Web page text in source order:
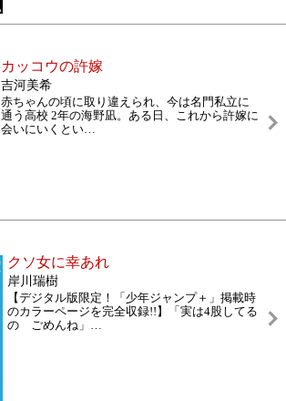
カッコウの許嫁
吉河美希
赤ちゃんの頃に取り違えられ、今は名門私立に
通う高校 2年の海野凪。ある日、これから許嫁に
会いにいくとい…
クソ女に幸あれ
岸川瑞樹
【デジタル版限定！「少年ジャンプ＋」掲載時
のカラーページを完全収録!!】「実は4股してる
の ごめんね」 …